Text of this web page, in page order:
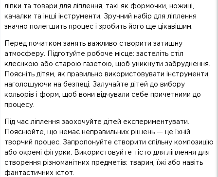
ліпки та товари для ліплення, такі як формочки, ножиці,
качалки та інші інструменти. Зручний набір для ліплення
значно полегшить процес і зробить його ще цікавішим.
Перед початком занять важливо створити затишну
атмосферу. Підготуйте робоче місце: застеліть стіл
клеєнкою або старою газетою, щоб уникнути забруднення.
Поясніть дітям, як правильно використовувати інструменти,
наголошуючи на безпеці. Залучайте дітей до вибору
кольорів і форм, щоб вони відчували себе причетними до
процесу.
Під час ліплення заохочуйте дітей експериментувати.
Пояснюйте, що немає неправильних рішень — це їхній
творчий процес. Запропонуйте створити спільну композицію
або окремі фігурки. Використовуйте тісто для ліплення для
створення різноманітних предметів: тварин, їжі або навіть
фантастичних істот.